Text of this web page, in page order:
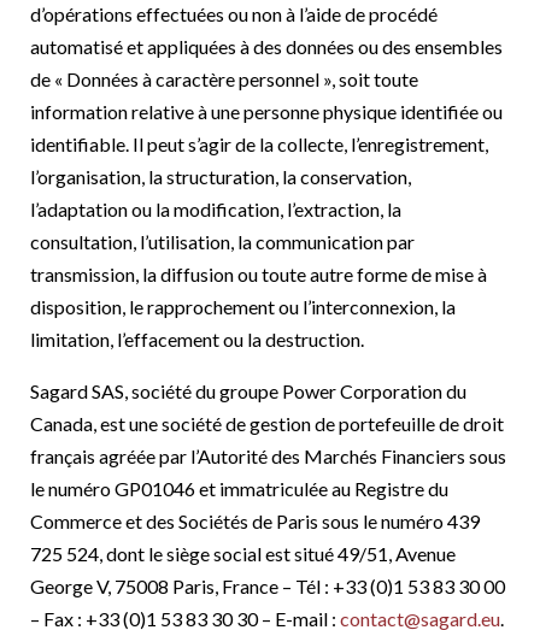
d’opérations effectuées ou non à l’aide de procédé
automatisé et appliquées à des données ou des ensembles
de « Données à caractère personnel », soit toute
information relative à une personne physique identifiée ou
identifiable. Il peut s’agir de la collecte, l’enregistrement,
l’organisation, la structuration, la conservation,
l’adaptation ou la modification, l’extraction, la
consultation, l’utilisation, la communication par
transmission, la diffusion ou toute autre forme de mise à
disposition, le rapprochement ou l’interconnexion, la
limitation, l’effacement ou la destruction.
Sagard SAS, société du groupe Power Corporation du
Canada, est une société de gestion de portefeuille de droit
français agréée par l’Autorité des Marchés Financiers sous
le numéro GP01046 et immatriculée au Registre du
Commerce et des Sociétés de Paris sous le numéro 439
725 524, dont le siège social est situé 49/51, Avenue
George V, 75008 Paris, France – Tél : +33 (0)1 53 83 30 00
– Fax : +33 (0)1 53 83 30 30 – E-mail : contact@sagard.eu.